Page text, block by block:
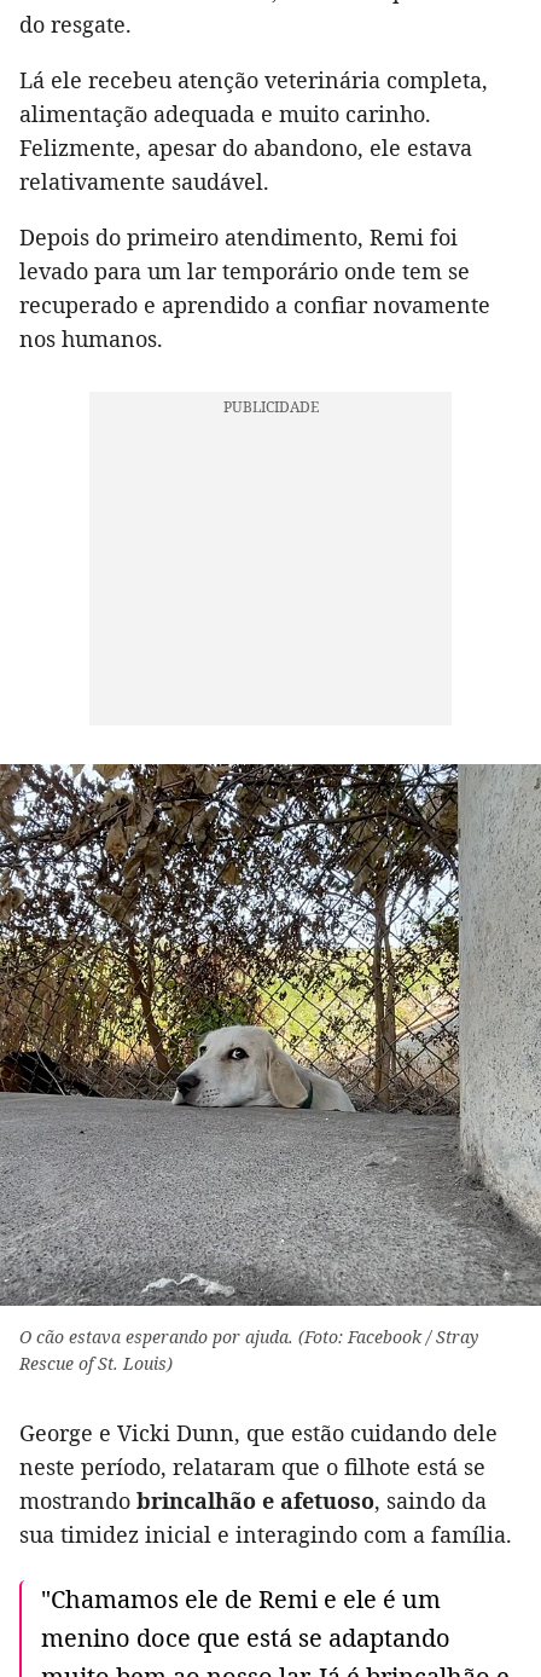
do resgate.
Lá ele recebeu atenção veterinária completa,
alimentação adequada e muito carinho.
Felizmente, apesar do abandono, ele estava
relativamente saudável.
Depois do primeiro atendimento, Remi foi
levado para um lar temporário onde tem se
recuperado e aprendido a confiar novamente
nos humanos.
O cão estava esperando por ajuda. (Foto: Facebook / Stray
Rescue of St. Louis)
George e Vicki Dunn, que estão cuidando dele
neste período, relataram que o filhote está se
mostrando brincalhão e afetuoso, saindo da
sua timidez inicial e interagindo com a família.
"Chamamos ele de Remi e ele é um
menino doce que está se adaptando